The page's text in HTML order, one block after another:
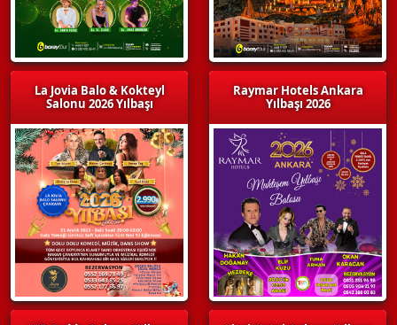
La Jovia Balo & Kokteyl
Salonu 2026 Yılbaşı
Raymar Hotels Ankara
Yılbaşı 2026